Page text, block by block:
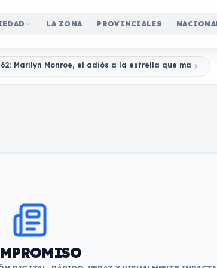
LA ZONA PROVINCIALES
Marilyn Monroe, el adiós a la estrella que marcó